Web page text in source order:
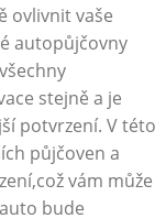
ovlivnit vaše
autopůjčovny
stejně a je
potvrzení. V této
půjčoven a
vám může
bude